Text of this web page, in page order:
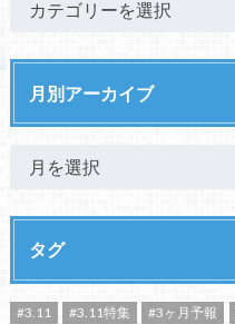
月別アーカイブ
タグ
#3.11 #3.11特集 #3ヶ月予報